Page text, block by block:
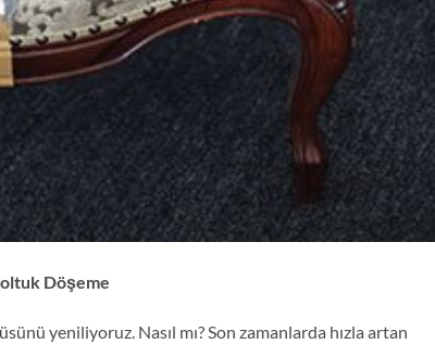
Döşeme
yeniliyoruz. Nasıl mı? Son zamanlarda hızla artan